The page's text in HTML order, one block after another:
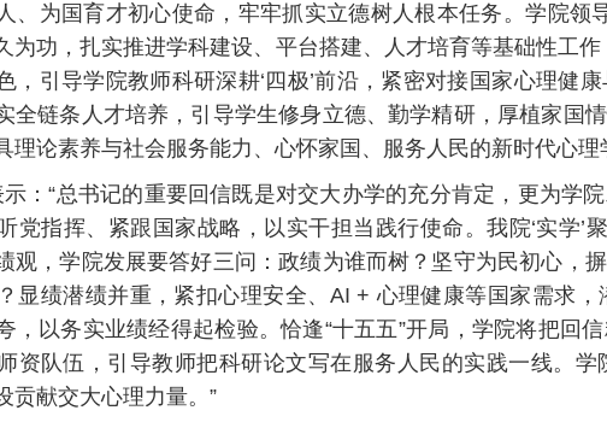
、为国育才初心使命，牢牢抓实立德树人根本任务。学院领
为功，扎实推进学科建设、平台搭建、人才培育等基础性工
，引导学院教师科研深耕‘四极’前沿，紧密对接国家心理健
全链条人才培养，引导学生修身立德、勤学精研，厚植家国
理论素养与社会服务能力、心怀家国、服务人民的新时代心理
：“总书记的重要回信既是对交大办学的充分肯定，更为学
党指挥、紧跟国家战略，以实干担当践行使命。我院‘实学’
观，学院发展要答好三问：政绩为谁而树？坚守为民初心，
显绩潜绩并重，紧扣心理安全、AI + 心理健康等国家需求
，以务实业绩经得起检验。恰逢“十五五”开局，学院将把回
资队伍，引导教师把科研论文写在服务人民的实践一线。
贡献交大心理力量。”